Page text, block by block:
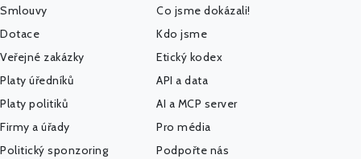
Smlouvy
Dotace
Veřejné zakázky
Platy úředníků
Platy politiků
Firmy a úřady
Politický sponzoring
Co jsme dokázali!
Kdo jsme
Etický kodex
API a data
AI a MCP server
Pro média
Podpořte nás